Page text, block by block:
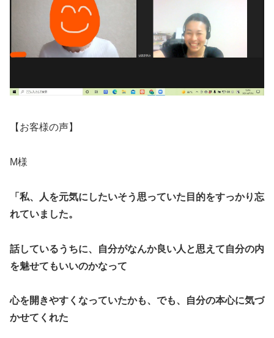
【お客様の声】
M様
「私、人を元気にしたいそう思っていた目的をすっかり忘
れていました。
話しているうちに、自分がなんか良い人と思えて自分の内
を魅せてもいいのかなって
心を開きやすくなっていたかも、でも、自分の本心に気づ
かせてくれた